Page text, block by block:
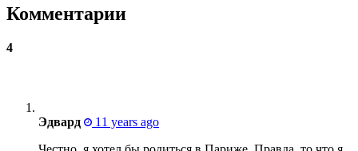
Комментарии
4
Эдвард
11 years ago